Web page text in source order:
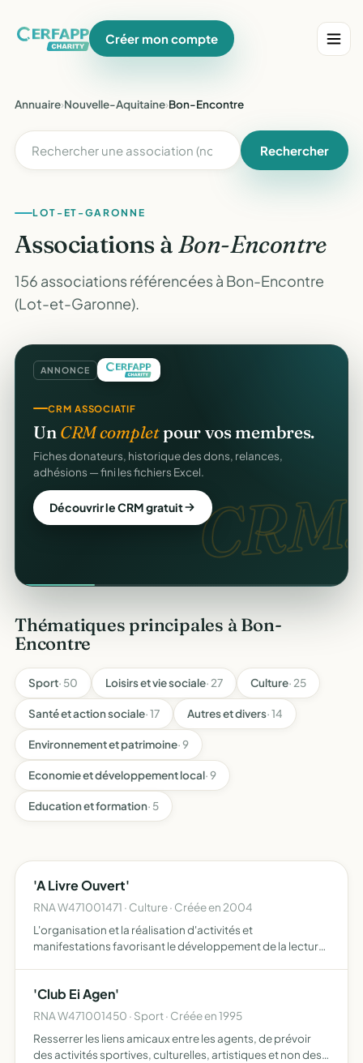
Créer mon compte
Annuaire›Nouvelle-Aquitaine›Bon-Encontre
Rechercher
LOT-ET-GARONNE
Associations àBon-Encontre
156 associations référencées à Bon-Encontre
(Lot-et-Garonne).
ANNONCE
CRM.
CRM ASSOCIATIF
Un CRM completpour vos membres.
Fiches donateurs, historique des dons, relances,
adhésions — fini les fichiers Excel.
Découvrir le CRM gratuit
Thématiques principales à Bon-
Encontre
Sport· 50 Loisirs et vie sociale· 27 Culture· 25
Santé et action sociale· 17 Autres et divers· 14
Environnement et patrimoine· 9
Economie et développement local· 9
Education et formation· 5
'A Livre Ouvert'
RNA W471001471 · Culture · Créée en 2004
L'organisation et la réalisation d'activités et
manifestations favorisant le développement de la lecture
collabo…
'Club Ei Agen'
RNA W471001450 · Sport · Créée en 1995
Resserrer les liens amicaux entre les agents, de prévoir
des activités sportives, culturelles, artistiques et non des